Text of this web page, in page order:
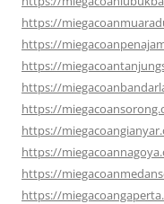
https://
https://
https://
https://
https://
https://
https://
https://
https://